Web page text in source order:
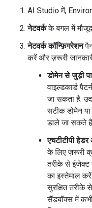
AI Studio में,
नेटवर्कके बगल में
नेटवर्क कॉन्फ़िगरेशन
करें और ज़रूरी
डोमेन से जुड़ी
वाइल्डकार्ड
जा सकता है.
सटीक डोमेन या
डाले जा सकते
एचटीटीपी
के लिए ज़रूरी
तरीके से
का इस्तेमाल
सुरक्षित तरीके
सैंडबॉक्स में कभी